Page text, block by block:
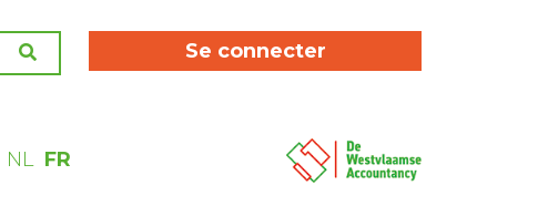
Se connecter
NL FR